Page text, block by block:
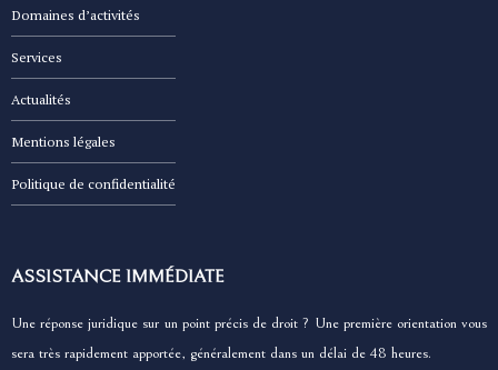
Domaines d’activités
Services
Actualités
Mentions légales
Politique de confidentialité
ASSISTANCE IMMÉDIATE
Une réponse juridique sur un point précis de droit ? Une première orientation vous
sera très rapidement apportée, généralement dans un délai de 48 heures.